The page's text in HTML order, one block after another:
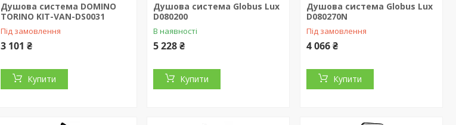
Душова система DOMINO
TORINO KIT-VAN-DS0031
Під замовлення
3 101 ₴
Купити
Душова система Globus Lux
D080200
В наявності
5 228 ₴
Купити
Душова система Globus Lux
D080270N
Під замовлення
4 066 ₴
Купити